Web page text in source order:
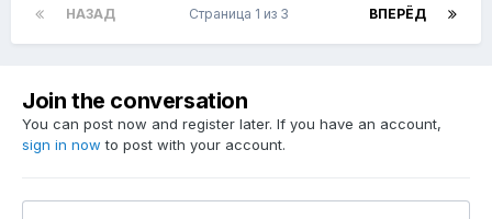
НАЗАД ВПЕРЁД
Страница 1 из 3
Join the conversation
You can post now and register later. If you have an account,
sign in now to post with your account.